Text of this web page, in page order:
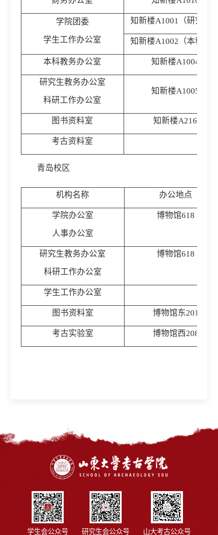
学院团委
学生工作办公室
知新楼A1001（研究生
知新楼A1002（本科生
本科教务办公室 知新楼A1004
研究生教务办公室
科研工作办公室
知新楼A1005
图书资料室 知新楼A216
考古资料室
青岛校区
机构名称 办公地点
学院办公室
人事办公室
博物馆618
研究生教务办公室
科研工作办公室
博物馆618
学生工作办公室
图书资料室 博物馆东201
考古实验室 博物馆西208
学生会公众号 研究生会公众号 山大考古公众号